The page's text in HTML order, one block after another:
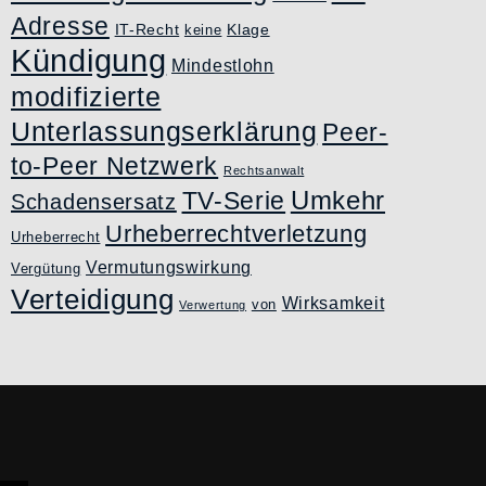
Adresse IT-Recht keine Klage
Kündigung Mindestlohn
modifizierte
Unterlassungserklärung Peer-
to-Peer Netzwerk
Rechtsanwalt
Schadensersatz TV-Serie Umkehr
Urheberrecht Urheberrechtverletzung
Vergütung Vermutungswirkung
Verteidigung Verwertung von Wirksamkeit